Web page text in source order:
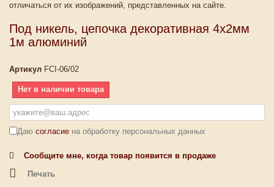
отличаться от их изображений, представленных на сайте.
Под никель, цепочка декоративная 4х2мм
1м алюминий
Артикул FCI-06/02
Нет в наличии товара
Даю согласие на обработку персональных данных
Сообщите мне, когда товар появится в продаже
Печать